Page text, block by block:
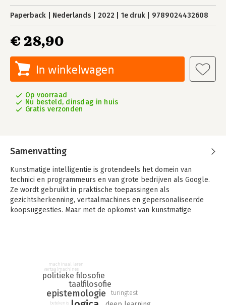
Paperback Nederlands 2022 1e druk 9789024432608
€ 28,90
In winkelwagen
Op voorraad
Nu besteld, dinsdag in huis
Gratis verzonden
Samenvatting
Kunstmatige intelligentie is grotendeels het domein van
technici en programmeurs en van grote bedrijven als Google.
Ze wordt gebruikt in praktische toepassingen als
gezichtsherkenning, vertaalmachines en gepersonaliseerde
koopsuggesties. Maar met de opkomst van kunstmatige
In Van Aristoteles tot algoritme behandelt Guido van der Knaap
de mogelijkheden en onmogelijkheden van kunstmatige
intelligentie tegen de achtergrond van de filosofische traditie.
Hij bespreekt hoe oorzaak-gevolgrelaties en het
epistemologie
taalfilosofie
politieke filosofie
turingtest
betekenis
vertaalmachines
machinaal leren